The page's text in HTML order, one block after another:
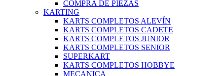
COMPRA DE PIEZAS
KARTING
KARTS COMPLETOS ALEVÍN
KARTS COMPLETOS CADETE
KARTS COMPLETOS JUNIOR
KARTS COMPLETOS SENIOR
SUPERKART
KARTS COMPLETOS HOBBYE
MECANICA